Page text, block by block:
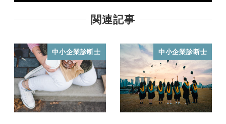
関連記事
中小企業診断士 中小企業診断士